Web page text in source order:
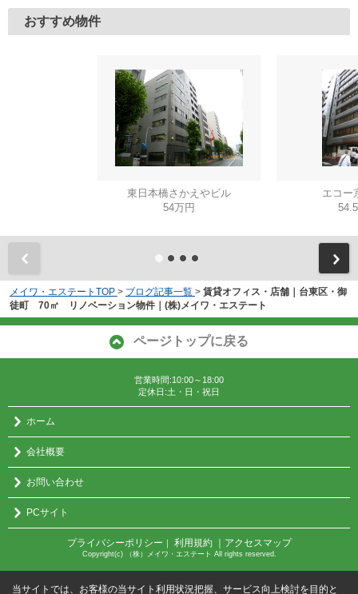
おすすめ物件
東日本橋さかえやビル
54万円
エコー
メイワ・エステートTOP > ブログ記事一覧 > 賃貸オフィス・店舗｜台東区・御
徒町 70㎡ リノベーション物件｜(株)メイワ・エステート
ページトップに戻る
営業時間:10:00～18:00
定休日:土・日・祝日
ホーム
会社概要
お問い合わせ
PCサイト
プライバシーポリシー ｜ 利用規約 ｜アクセスマップ
Copyright(c) （株）メイワ・エステート All rights reserved.
当サイトでは、お客様の当サイト利用状況把握、サービス向上検討を目的と